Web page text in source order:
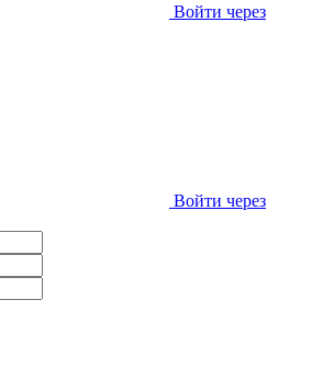
Войти через
Войти через